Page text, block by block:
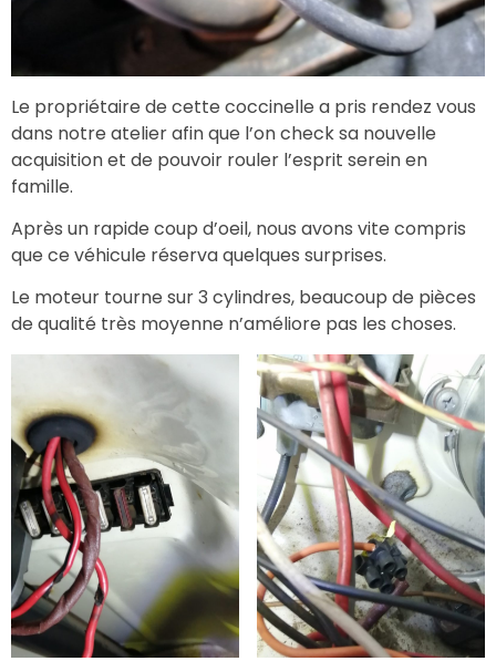
Le propriétaire de cette coccinelle a pris rendez vous
dans notre atelier afin que l’on check sa nouvelle
acquisition et de pouvoir rouler l’esprit serein en
famille.
Après un rapide coup d’oeil, nous avons vite compris
que ce véhicule réserva quelques surprises.
Le moteur tourne sur 3 cylindres, beaucoup de pièces
de qualité très moyenne n’améliore pas les choses.